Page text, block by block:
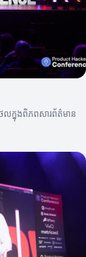
លក្នុងពិភពសារព័ត៌មាន